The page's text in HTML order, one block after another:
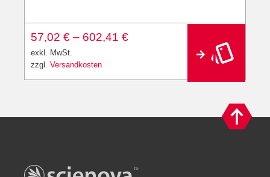
57,02 € – 602,41 €
exkl. MwSt.
zzgl. Versandkosten
e